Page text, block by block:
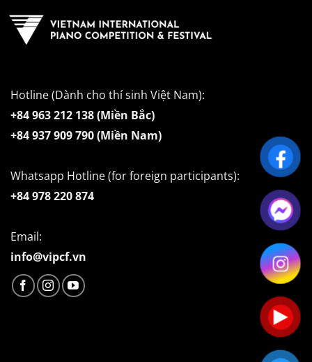
Hotline (Dành cho thí sinh Việt Nam):
+84 963 212 138 (Miền Bắc)
+84 937 909 790 (Miền Nam)
Whatsapp Hotline (for foreign participants):
+84 978 220 874
Email:
info@vipcf.vn